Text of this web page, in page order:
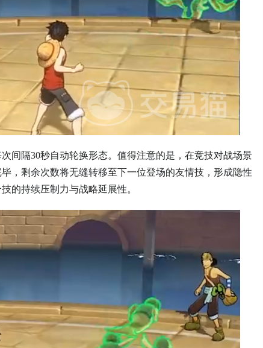
间隔30秒自动轮换形态。值得注意的是，在竞技对战场景
，剩余次数将无缝转移至下一位登场的友情技，形成隐性
的持续压制力与战略延展性。